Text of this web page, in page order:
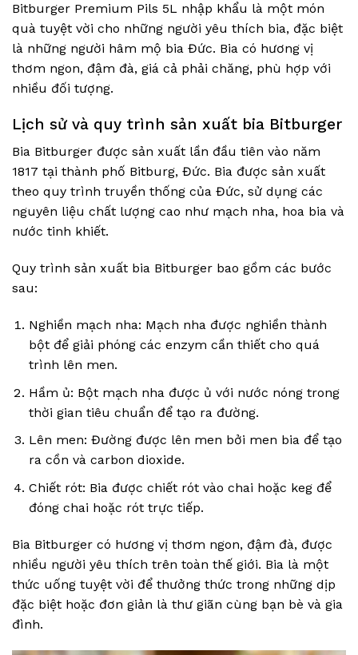
Bitburger Premium Pils 5L nhập khẩu là một món
quà tuyệt vời cho những người yêu thích bia, đặc biệt
là những người hâm mộ bia Đức. Bia có hương vị
thơm ngon, đậm đà, giá cả phải chăng, phù hợp với
nhiều đối tượng.
Lịch sử và quy trình sản xuất bia Bitburger
Bia Bitburger được sản xuất lần đầu tiên vào năm
1817 tại thành phố Bitburg, Đức. Bia được sản xuất
theo quy trình truyền thống của Đức, sử dụng các
nguyên liệu chất lượng cao như mạch nha, hoa bia và
nước tinh khiết.
Quy trình sản xuất bia Bitburger bao gồm các bước
sau:
Nghiền mạch nha: Mạch nha được nghiền thành
bột để giải phóng các enzym cần thiết cho quá
trình lên men.
Hầm ủ: Bột mạch nha được ủ với nước nóng trong
thời gian tiêu chuẩn để tạo ra đường.
Lên men: Đường được lên men bởi men bia để tạo
ra cồn và carbon dioxide.
Chiết rót: Bia được chiết rót vào chai hoặc keg để
đóng chai hoặc rót trực tiếp.
Bia Bitburger có hương vị thơm ngon, đậm đà, được
nhiều người yêu thích trên toàn thế giới. Bia là một
thức uống tuyệt vời để thưởng thức trong những dịp
đặc biệt hoặc đơn giản là thư giãn cùng bạn bè và gia
đình.